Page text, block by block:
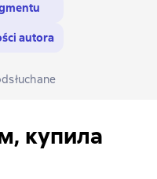
autora
купила